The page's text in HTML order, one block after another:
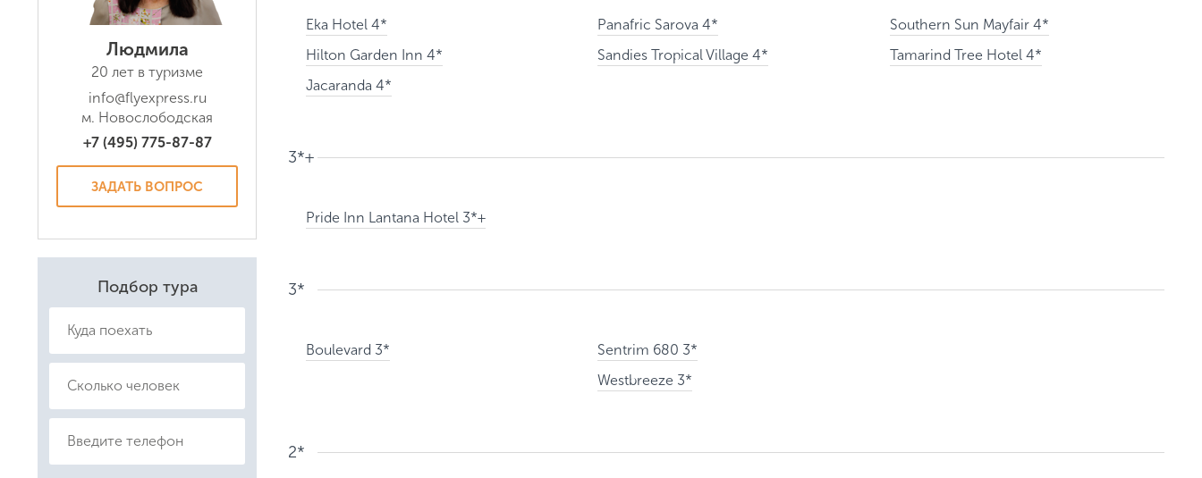
Наш менеджер свяжется с вами
в ближайшее время
выбранным критериям
Подписаться
Людмила
20 лет в туризме
info@flyexpress.ru
м. Новослободская
+7 (495) 775-87-87
ЗАДАТЬ ВОПРОС
Вопрос к менеджеру Людмила
Даю согласие на обработку персональных данных в соответствии с
Подбор тура
Eka Hotel 4*
Hilton Garden Inn 4*
Jacaranda 4*
Panafric Sarova 4*
Sandies Tropical Village 4*
Southern Sun Mayfair 4*
Tamarind Tree Hotel 4*
3*+
Pride Inn Lantana Hotel 3*+
3*
Boulevard 3*
Sentrim 680 3*
Westbreeze 3*
2*